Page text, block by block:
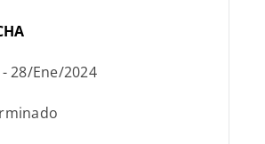
28/Ene/2024